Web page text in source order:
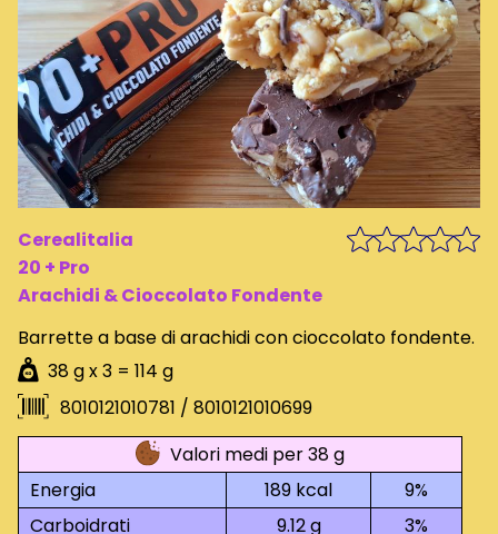
Cerealitalia
20 + Pro
Arachidi & Cioccolato Fondente
Barrette a base di arachidi con cioccolato fondente.
38 g x 3 = 114 g
8010121010781 / 8010121010699
Valori medi per 38 g
Energia
189 kcal
9%
Carboidrati
9.12 g 3%